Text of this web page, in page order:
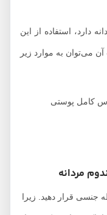
استفاده از این
به موارد زیر
پوستی
قرار دهید. زیرا